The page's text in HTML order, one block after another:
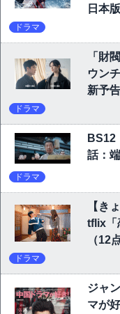
日本
ドラマ
「財
ウン
新予
ドラマ
BS12
話：
ドラマ
【き
tflix「
（12
ドラマ
ジャ
マが